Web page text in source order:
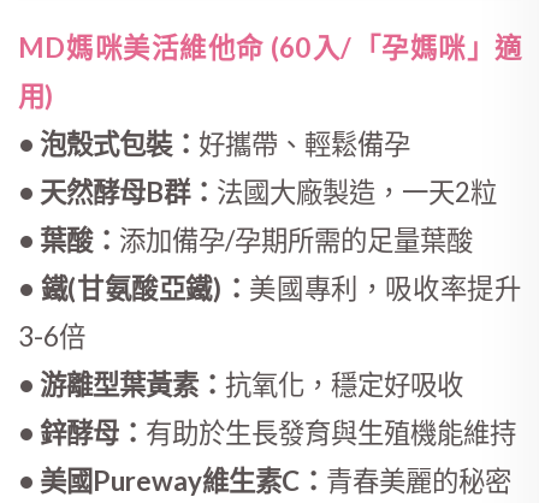
MD媽咪美活維他命 (60入/「孕媽咪」適
用)
• 泡殼式包裝： 好攜帶、輕鬆備孕
• 天然酵母B群： 法國大廠製造，一天2粒
• 葉酸： 添加備孕/孕期所需的足量葉酸
• 鐵(甘氨酸亞鐵)： 美國專利，吸收率提升
3-6倍
• 游離型葉黃素： 抗氧化，穩定好吸收
• 鋅酵母： 有助於生長發育與生殖機能維持
• 美國Pureway維生素C： 青春美麗的秘密